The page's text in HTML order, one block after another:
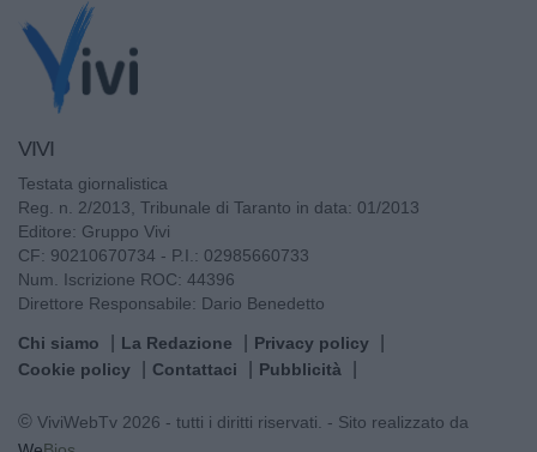
VIVI
Testata giornalistica
Reg. n. 2/2013, Tribunale di Taranto in data: 01/2013
Editore: Gruppo Vivi
CF: 90210670734 - P.I.: 02985660733
Num. Iscrizione ROC: 44396
Direttore Responsabile: Dario Benedetto
Chi siamo La Redazione
Privacy policy
Cookie policy
Contattaci Pubblicità
© ViviWebTv 2026 - tutti i diritti riservati. - Sito realizzato da